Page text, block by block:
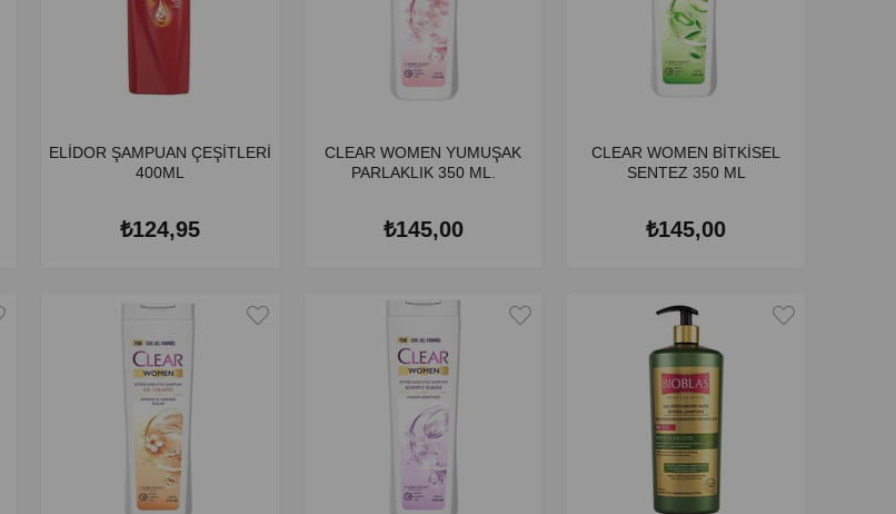
ELİDOR ŞAMPUAN ÇEŞİTLERİ
400ML
₺124,95
CLEAR WOMEN YUMUŞAK
PARLAKLIK 350 ML.
₺145,00
CLEAR WOMEN BİTKİSEL
SENTEZ 350 ML
₺145,00